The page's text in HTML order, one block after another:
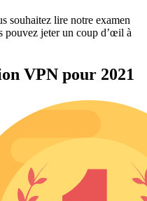
souhaitez lire notre examen
pouvez jeter un coup d’œil à
VPN pour 2021